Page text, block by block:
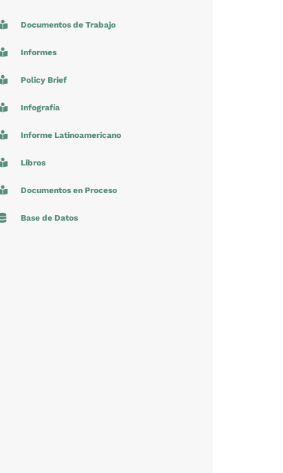
Documentos de Trabajo
Informes
Policy Brief
Infografía
Informe Latinoamericano
Libros
Documentos en Proceso
Base de Datos